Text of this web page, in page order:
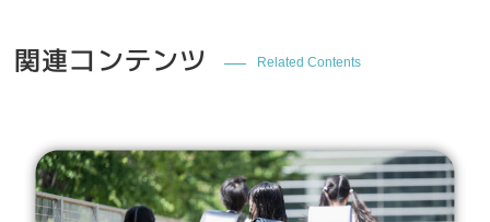
関連コンテンツ Related Contents